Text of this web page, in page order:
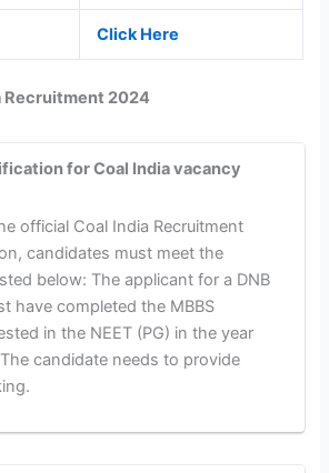
Click Here
Recruitment 2024
for Coal India vacancy
official Coal India Recruitment
candidates must meet the
below: The applicant for a DNB
have completed the MBBS
in the NEET (PG) in the year
candidate needs to provide